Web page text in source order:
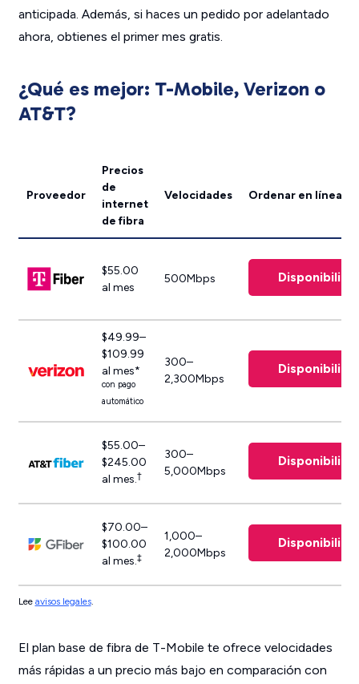
anticipada. Además, si haces un pedido por adelantado
ahora, obtienes el primer mes gratis.
¿Qué es mejor: T-Mobile, Verizon o
AT&T?
Proveedor
Precios
de
internet
de fibra
Velocidades Ordenar en línea
$55.00
al mes
500Mbps
$49.99–
$109.99
al mes*
con pago
automático
300–
2,300Mbps
$55.00–
$245.00
al mes.†
300–
5,000Mbps
$70.00–
$100.00
al mes.‡
1,000–
2,000Mbps
Lee avisos legales.
El plan base de fibra de T-Mobile te ofrece velocidades
más rápidas a un precio más bajo en comparación con